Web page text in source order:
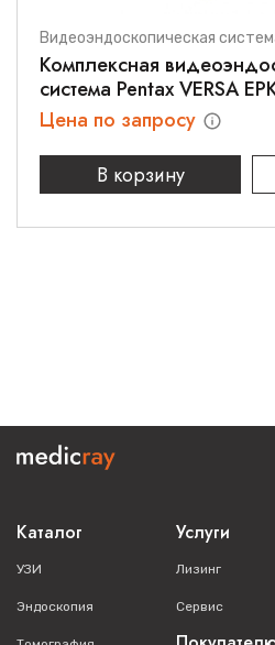
Видеоэндоскопическая
Комплексная
система Pentax VERSA
Цена по запросу
В корзину
Каталог
УЗИ
Эндоскопия
Услуги
Лизинг
Сервис